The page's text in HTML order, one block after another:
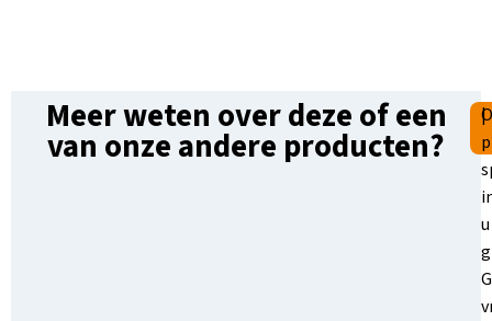
Meer weten over deze of een
van onze andere producten?
|
u